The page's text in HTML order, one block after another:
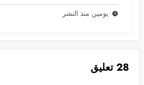
يومين منذ النشر
28 تعليق